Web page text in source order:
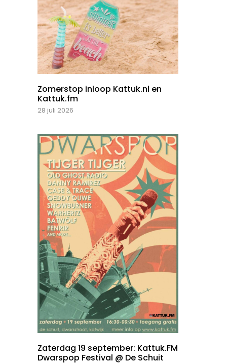
Zomerstop inloop Kattuk.nl en
Kattuk.fm
28 juli 2026
Zaterdag 19 september: Kattuk.FM
Dwarspop Festival @ De Schuit